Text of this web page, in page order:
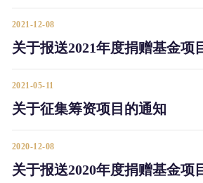
2021-12-08
2021-05-11
关于征集筹资项目的通知
2020-12-08